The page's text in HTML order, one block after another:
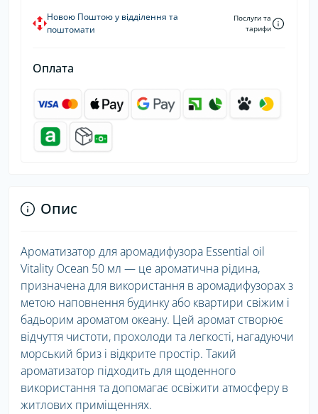
Новою Поштою у відділення та
поштомати
Послуги та
тарифи
Оплата
Опис
Ароматизатор для аромадифузора Essential oil
Vitality Ocean 50 мл — це ароматична рідина,
призначена для використання в аромадифузорах з
метою наповнення будинку або квартири свіжим і
бадьорим ароматом океану. Цей аромат створює
відчуття чистоти, прохолоди та легкості, нагадуючи
морський бриз і відкрите простір. Такий
ароматизатор підходить для щоденного
використання та допомагає освіжити атмосферу в
житлових приміщеннях.